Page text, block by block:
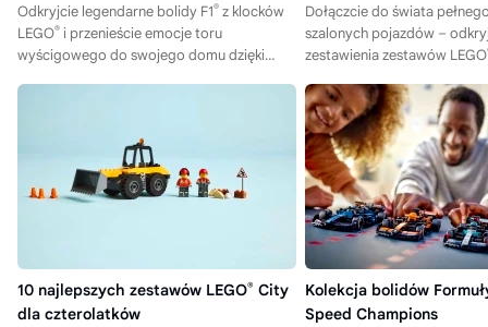
Odkryjcie legendarne bolidy F1® z klocków
LEGO® i przenieście emocje toru
wyścigowego do swojego domu dzięki
Dołączcie do świata
szalonych pojazdów –
zestawienia zestawów LEGO
zwariowane przygody!
10 najlepszych zestawów LEGO® City
dla czterolatków
Kolekcja bolidów
Speed Champions